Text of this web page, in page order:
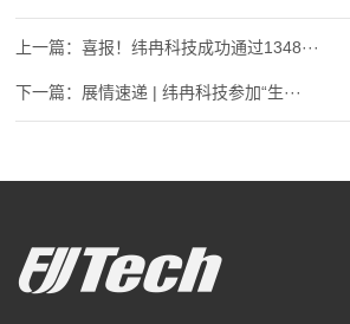
喜报！纬冉科技成功通过1348···
展情速递 | 纬冉科技参加“生···